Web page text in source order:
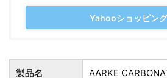
Yahooショッピン
製品名 AARKE